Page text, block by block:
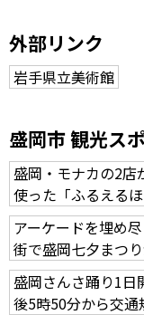
外部リンク
岩手県立美術館
盛岡市 観光ス
盛岡・モナカの2
使った「ふるえる
アーケードを埋め
街で盛岡七夕まつ
盛岡さんさ踊り1
後5時50分から交通